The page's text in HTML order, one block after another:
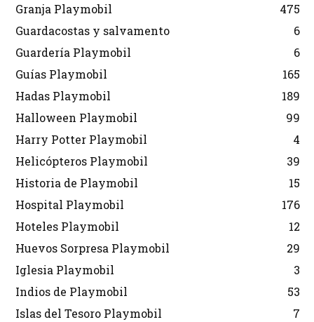
Granja Playmobil
475
Guardacostas y salvamento
6
Guardería Playmobil
6
Guías Playmobil
165
Hadas Playmobil
189
Halloween Playmobil
99
Harry Potter Playmobil
4
Helicópteros Playmobil
39
Historia de Playmobil
15
Hospital Playmobil
176
Hoteles Playmobil
12
Huevos Sorpresa Playmobil
29
Iglesia Playmobil
3
Indios de Playmobil
53
Islas del Tesoro Playmobil
7